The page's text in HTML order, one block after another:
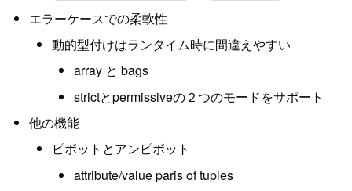
エラーケースでの柔軟性
動的型付けはランタイム時に間違えやすい
array と bags
strictとpermissiveの２つのモードをサポート
他の機能
ピボットとアンピボット
attribute/value paris of tuples